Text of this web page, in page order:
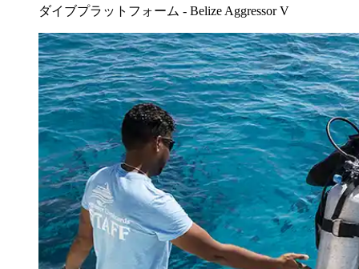
ダイブプラットフォーム - Belize Aggressor V